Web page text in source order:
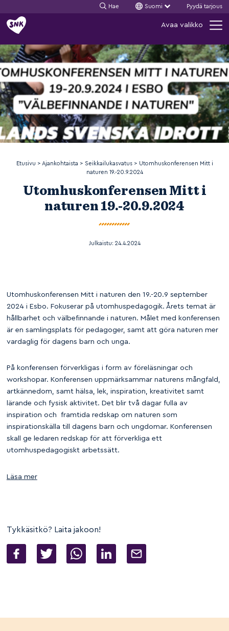
Siirry
sisältöön
Hae Suomi Pyydä tarjous
Avaa valikko
Etusivu > Ajankohtaista > Seikkailukasvatus> Utomhuskonferensen Mitt i
naturen 19.-20.9.2024
Utomhuskonferensen Mitt i
naturen 19.-20.9.2024
Julkaistu: 24.4.2024
Utomhuskonferensen Mitt i naturen den 19.-20.9 september
2024 i Esbo. Fokuserar på utomhuspedagogik. Årets temat är
hållbarhet och välbefinnande i naturen. Målet med konferensen
är en samlingsplats för pedagoger, samt att göra naturen mer
vardaglig för dagens barn och unga.
På konferensen förverkligas i form av föreläsningar och
workshopar. Konferensen uppmärksammar naturens mångfald,
artkännedom, samt hälsa, lek, inspiration, kreativitet samt
lärande och fysisk aktivitet. Det blir två dagar fulla av
inspiration och framtida redskap om naturen som
inspirationskälla till dagens barn och ungdomar. Konferensen
skall ge ledaren redskap för att förverkliga ett
utomhuspedagogiskt arbetssätt.
Läsa mer
Tykkäsitkö? Laita jakoon!